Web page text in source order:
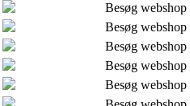
Besøg webshop
Besøg webshop
Besøg webshop
Besøg webshop
Besøg webshop